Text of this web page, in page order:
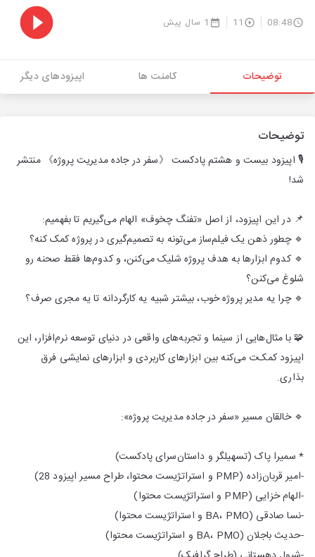
08:48
11 1 سال پیش
توضیحات کامنت ها اپیزودهای دیگر
توضیحات
🎙 اپیزود بیست و هشتم پادکست 《سفر در جاده مدیریت پروژه》 منتشر
شد!
📌 در این اپیزود، از اصل «تفنگ چخوف» الهام می‌گیریم تا بفهمیم:
🔹 چطور ذهن یک فیلم‌ساز می‌تونه به تصمیم‌گیری در پروژه کمک کنه؟
🔹 کدوم ابزارها به هدف پروژه شلیک می‌کنن، و کدوم‌ها فقط صحنه رو
شلوغ می‌کنن؟
🔹 چرا یه مدیر پروژه خوب، بیشتر شبیه یه کارگردانه تا یه مجری صرف؟
🧩 با مثال‌هایی از سینما و تجربه‌های واقعی در دنیای توسعه نرم‌افزار، این
اپیزود کمک‌ت می‌کنه بین ابزارهای کاربردی و ابزارهای نمایشی فرق
بذاری.
🔹 خالقان مسیر «سفر در جاده مدیریت پروژه»:
* سمیرا پاک (تسهیلگر و داستان‌سرای پادکست)
-امیر قربان‌زاده (PMP و استراتژیست محتوا، طراح مسیر اپیزود 28)
-الهام خزایی (PMP و استراتژیست محتوا)
-نسا صادقی (BA، PMO و استراتژیست محتوا)
-حدیث باجلان (BA، PMO و استراتژیست محتوا)